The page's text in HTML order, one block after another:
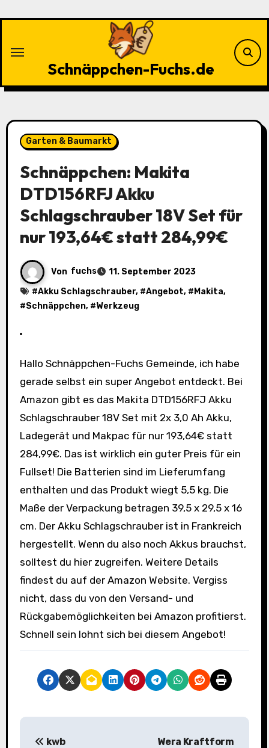
Schnäppchen-Fuchs.de
Garten & Baumarkt
Schnäppchen: Makita
DTD156RFJ Akku
Schlagschrauber 18V Set für
nur 193,64€ statt 284,99€
Von fuchs
11. September 2023
#Akku Schlagschrauber, #Angebot, # Makita,
#Schnäppchen, #Werkzeug
Hallo Schnäppchen-Fuchs Gemeinde, ich habe
gerade selbst ein super Angebot entdeckt. Bei
Amazon gibt es das Makita DTD156RFJ Akku
Schlagschrauber 18V Set mit 2x 3,0 Ah Akku,
Ladegerät und Makpac für nur 193,64€ statt
284,99€. Das ist wirklich ein guter Preis für ein
Fullset! Die Batterien sind im Lieferumfang
enthalten und das Produkt wiegt 5,5 kg. Die
Maße der Verpackung betragen 39,5 x 29,5 x 16
cm. Der Akku Schlagschrauber ist in Frankreich
hergestellt. Wenn du also noch Akkus brauchst,
solltest du hier zugreifen. Weitere Details
findest du auf der Amazon Website. Vergiss
nicht, dass du von den Versand- und
Rückgabemöglichkeiten bei Amazon profitierst.
Schnell sein lohnt sich bei diesem Angebot!
B
kwb
Wera Kraftform